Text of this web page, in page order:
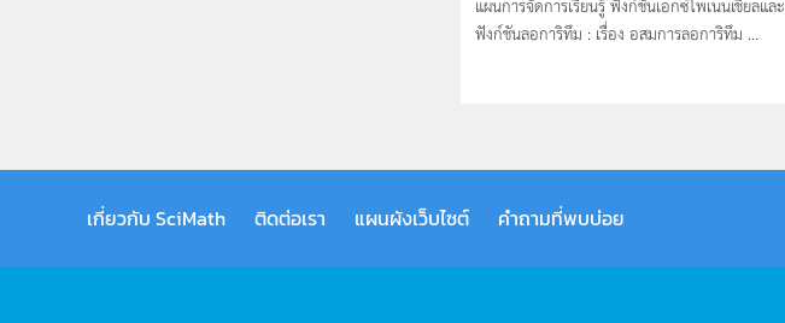
ฟังก์ชันลอการิทึม : เรื่อง อสมการลอการิทึม ...
เกี่ยวกับ SciMath ติดต่อเรา แผนผังเว็บไซต์ คำถามที่พบบ่อย